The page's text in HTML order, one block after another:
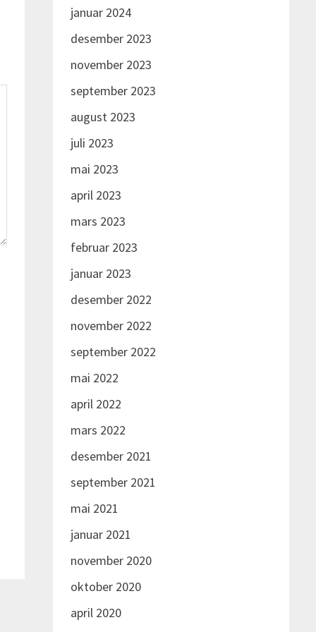
januar 2024
desember 2023
november 2023
september 2023
august 2023
juli 2023
mai 2023
april 2023
mars 2023
februar 2023
januar 2023
desember 2022
november 2022
september 2022
mai 2022
april 2022
mars 2022
desember 2021
september 2021
mai 2021
januar 2021
november 2020
oktober 2020
april 2020